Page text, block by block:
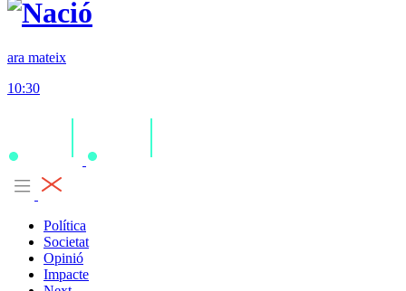
ara mateix
10:30
Política
Societat
Opinió
Impacte